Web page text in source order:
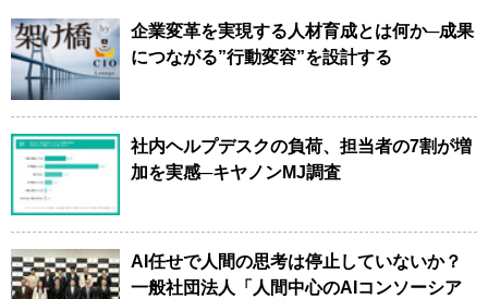
企業変革を実現する人材育成とは何か─成果
につながる”行動変容”を設計する
社内ヘルプデスクの負荷、担当者の7割が増
加を実感─キヤノンMJ調査
AI任せで人間の思考は停止していないか？
一般社団法人「人間中心のAIコンソーシア